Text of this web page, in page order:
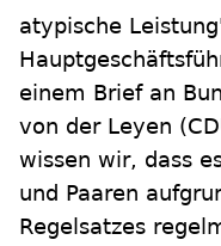
atypische
einem Brief an
von der Leyen
wissen wir, dass
und Paaren
Regelsatzes